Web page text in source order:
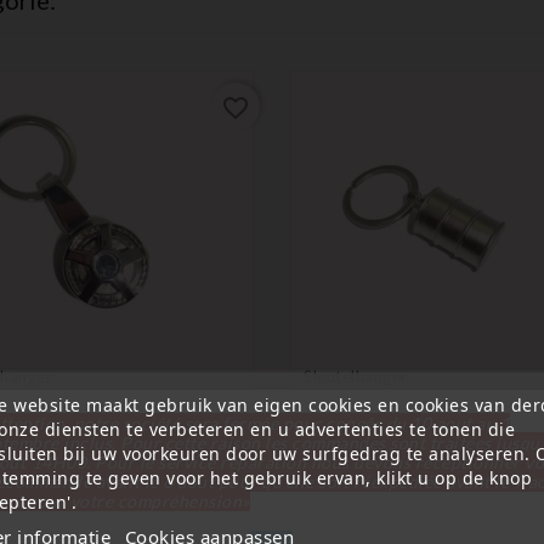
Aluminium Autovelg
Prijs
Sleutelhanger
Olievat Sleutelhanger
€ 5,00Prijs
website maakt gebruik van eigen cookies en cookies van
diensten te verbeteren en u advertenties te tonen die
bij uw voorkeuren door uw surfgedrag te analyseren.
te geven voor het gebruik ervan, klikt u op de knop
informatie Cookies aanpassen
notre société sera fermée pour congés du 10 aout au 1
inclus. Pour cette raison les commandes sont traitées
14H00. Pour le service réparation nous devons réceptionner
avant le 6 aout pour qu'elle soit réexpédiée avant le 7
pour votre compréhension»